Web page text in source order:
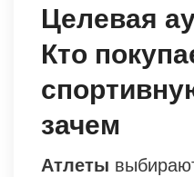
Целевая
Кто
зачем
Атлеты